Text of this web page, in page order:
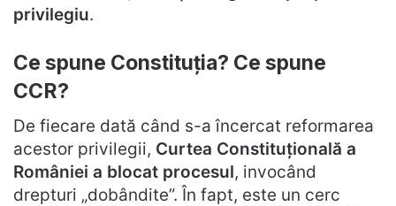
privilegiu.
Ce spune Constituția? Ce spune
CCR?
De fiecare dată când s-a încercat reformarea
acestor privilegii, Curtea Constituțională a
României a blocat procesul, invocând
drepturi „dobândite”. În fapt, este un cerc